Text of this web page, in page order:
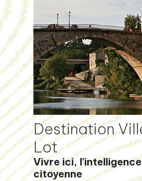
Destination
Lot
Vivre ici,
citoyenne